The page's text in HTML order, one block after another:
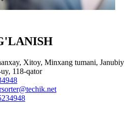
Xitoy, Minxang tumani, Janubiy
118-qator